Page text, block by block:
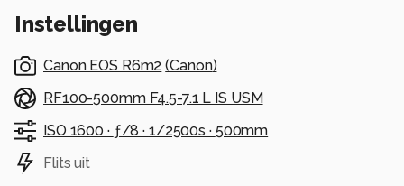
Instellingen
Canon EOS R6m2 (Canon)
RF100-500mm F4.5-7.1 L IS USM
ISO 1600 · ƒ/8 · 1/2500s · 500mm
Flits uit